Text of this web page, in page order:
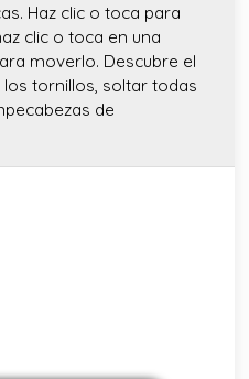
Haz clic o toca para
clic o toca en una
moverlo. Descubre el
tornillos, soltar todas
de